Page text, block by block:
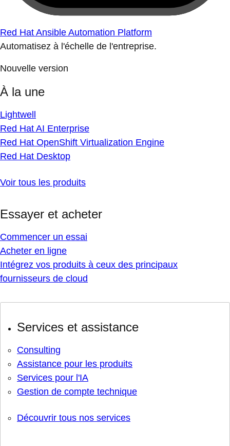
Red Hat Ansible Automation Platform
Automatisez à l'échelle de l'entreprise.
Nouvelle version
À la une
Lightwell
Red Hat AI Enterprise
Red Hat OpenShift Virtualization Engine
Red Hat Desktop
Voir tous les produits
Essayer et acheter
Commencer un essai
Acheter en ligne
Intégrez vos produits à ceux des principaux
fournisseurs de cloud
Services et assistance
Consulting
Assistance pour les produits
Services pour l'IA
Gestion de compte technique
Découvrir tous nos services